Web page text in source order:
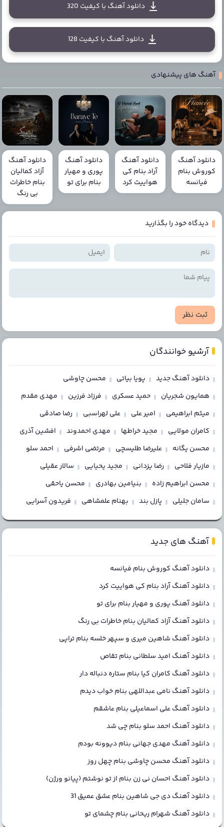
دانلود آهنگ با کیفیت 320
دانلود آهنگ با کیفیت 128
آهنگ های پیشنهادی
دانلود آهنگ
کوروش بنام
فیانسه
دانلود آهنگ
آراد بنام کی
هواییت کرد
دانلود آهنگ
پوری و مهیار
بنام برای تو
دانلود آهنگ
آزاد کمالیان
بنام خاطرات
بی رنگ
دیدگاه خود را بگذارید
ثبت نظر
آرشیو خوانندگان
دانلود آهنگ جدید پویا بیاتی
محسن چاوشی
همایون شجریان
حمید عسکری فرزاد فرزین
مهدی مقدم
میثم ابراهیمی
امیر علی علی لهراسبی
رضا صادقی
کامران مولایی
مجید خراطها مهدی احمدوند
افشین آذری
محسن یگانه
علیرضا طلیسچی مرتضی اشرفی
احمد سلو
مازیار فلاحی
رضا یزدانی مجید یحیایی
سالار عقیلی
محسن ابراهیم زاده
بنیامین بهادری
محسن یاحقی
سامان جلیلی
پازل بند بهنام علمشاهی فریدون آسرایی
آهنگ های جدید
دانلود آهنگ کوروش بنام فیانسه
دانلود آهنگ آراد بنام کی هواییت کرد
دانلود آهنگ پوری و مهیار بنام برای تو
دانلود آهنگ آزاد کمالیان بنام خاطرات بی رنگ
دانلود آهنگ شاهین میری و سپهر خلسه بنام تراپی
دانلود آهنگ امید سلطانی بنام تقاص
دانلود آهنگ کامران کیا بنام ستاره دنباله دار
دانلود آهنگ نامی عبداللهی بنام خواب دیدم
دانلود آهنگ علی اسماعیلی بنام عاشقم
دانلود آهنگ احمد سلو بنام چی شد
دانلود آهنگ مهدی جهانی بنام دیوونه بودم
دانلود آهنگ محسن چاوشی بنام چهل روز
دانلود آهنگ احسان نی زن بنام از تو نوشتم (پیانو ورژن)
دانلود آهنگ دی جی شاهین بنام عشق عمیق 31
دانلود آهنگ شهرام ریحانی بنام چشمای تو